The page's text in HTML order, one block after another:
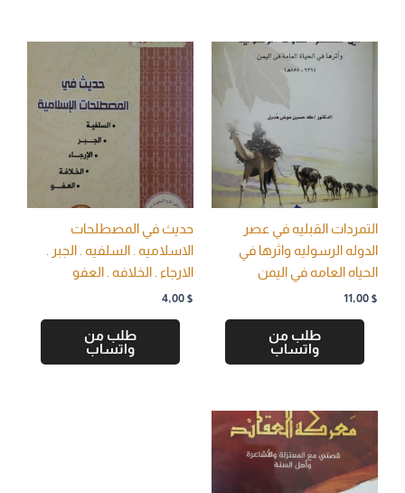
التمردات القبليه في عصر
الدوله الرسوليه واثرها في
الحياه العامه في اليمن
11,00 $
طلب من
واتساب
حديث في المصطلحات
الاسلاميه . السلفيه . الجبر .
الارجاء . الخلافه . العفو
4,00 $
طلب من
واتساب